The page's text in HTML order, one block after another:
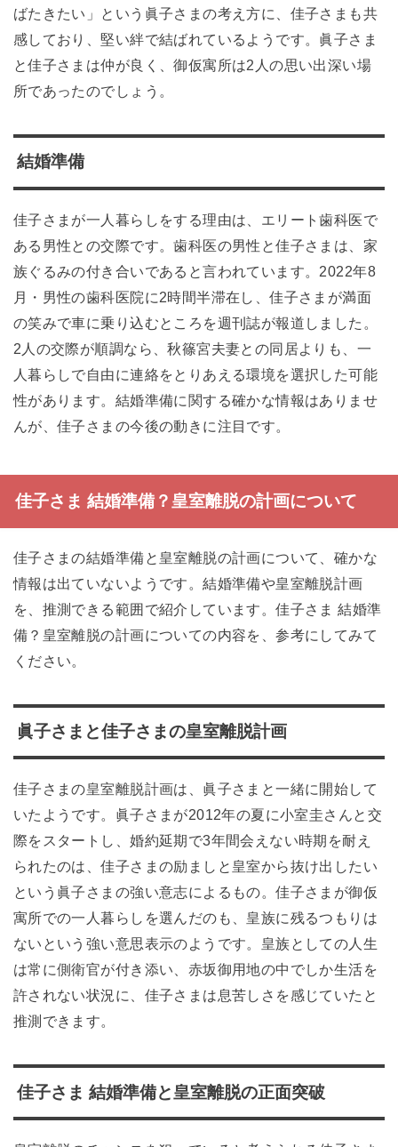
ばたきたい」という眞子さまの考え方に、佳子さまも共
感しており、堅い絆で結ばれているようです。眞子さま
と佳子さまは仲が良く、御仮寓所は2人の思い出深い場
所であったのでしょう。
結婚準備
佳子さまが一人暮らしをする理由は、エリート歯科医で
ある男性との交際です。歯科医の男性と佳子さまは、家
族ぐるみの付き合いであると言われています。2022年8
月・男性の歯科医院に2時間半滞在し、佳子さまが満面
の笑みで車に乗り込むところを週刊誌が報道しました。
2人の交際が順調なら、秋篠宮夫妻との同居よりも、一
人暮らしで自由に連絡をとりあえる環境を選択した可能
性があります。結婚準備に関する確かな情報はありませ
んが、佳子さまの今後の動きに注目です。
佳子さま 結婚準備？皇室離脱の計画について
佳子さまの結婚準備と皇室離脱の計画について、確かな
情報は出ていないようです。結婚準備や皇室離脱計画
を、推測できる範囲で紹介しています。佳子さま 結婚準
備？皇室離脱の計画についての内容を、参考にしてみて
ください。
眞子さまと佳子さまの皇室離脱計画
佳子さまの皇室離脱計画は、眞子さまと一緒に開始して
いたようです。眞子さまが2012年の夏に小室圭さんと交
際をスタートし、婚約延期で3年間会えない時期を耐え
られたのは、佳子さまの励ましと皇室から抜け出したい
という眞子さまの強い意志によるもの。佳子さまが御仮
寓所での一人暮らしを選んだのも、皇族に残るつもりは
ないという強い意思表示のようです。皇族としての人生
は常に側衛官が付き添い、赤坂御用地の中でしか生活を
許されない状況に、佳子さまは息苦しさを感じていたと
推測できます。
佳子さま 結婚準備と皇室離脱の正面突破